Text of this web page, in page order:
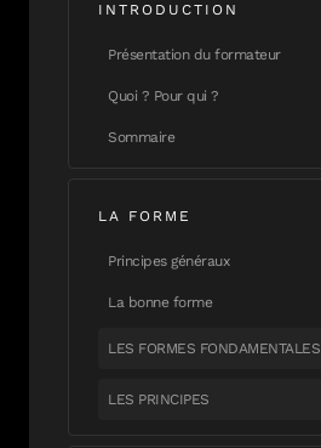
INTRODUCTION
Présentation du formateur
Quoi ? Pour qui ?
Sommaire
LA FORME
Principes généraux
La bonne forme
LES FORMES FONDAMENTALES
LES PRINCIPES